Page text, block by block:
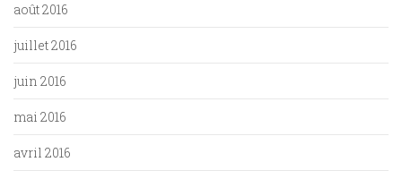
août 2016
juillet 2016
juin 2016
mai 2016
avril 2016